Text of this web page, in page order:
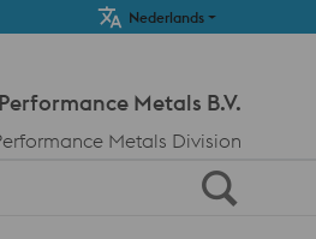
Nederlands
Metals B.V.
Metals Division